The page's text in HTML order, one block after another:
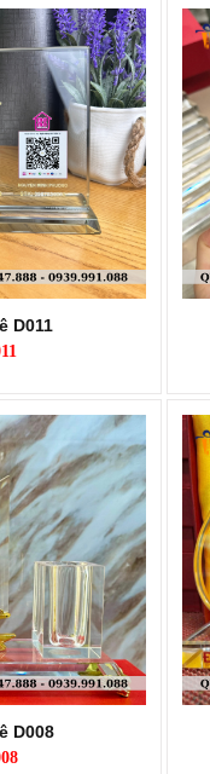
D011
D008